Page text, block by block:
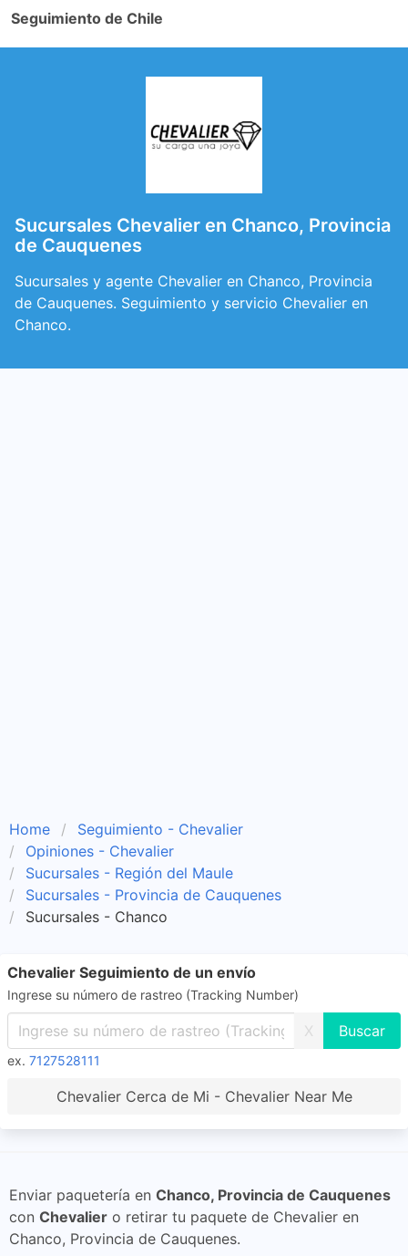
Seguimiento de Chile
Sucursales Chevalier en Chanco, Provincia
de Cauquenes
Sucursales y agente Chevalier en Chanco, Provincia
de Cauquenes. Seguimiento y servicio Chevalier en
Chanco.
Home
Seguimiento - Chevalier
Opiniones - Chevalier
Sucursales - Región del Maule
Sucursales - Provincia de Cauquenes
Sucursales - Chanco
Chevalier Seguimiento de un envío
Ingrese su número de rastreo (Tracking Number)
X
ex. 7127528111
Chevalier Cerca de Mi - Chevalier Near Me
Enviar paquetería en Chanco, Provincia de Cauquenes
con Chevalier o retirar tu paquete de Chevalier en
Chanco, Provincia de Cauquenes.